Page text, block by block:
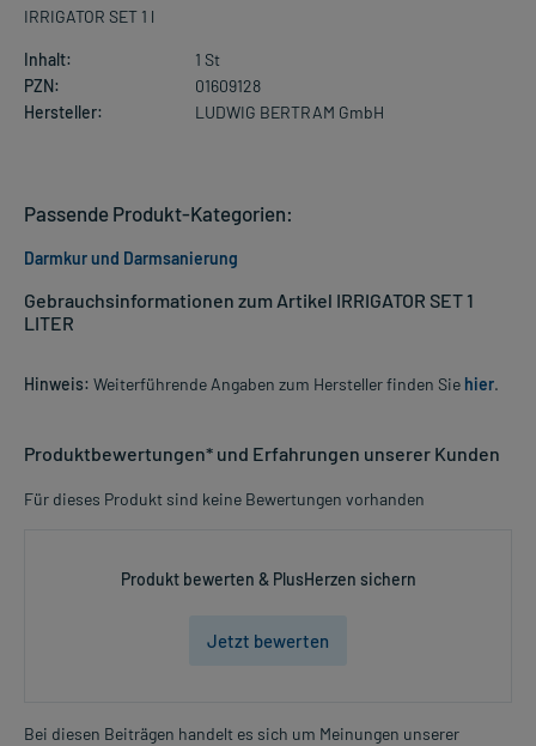
IRRIGATOR SET 1 l
Inhalt:
1 St
PZN:
01609128
Hersteller:
LUDWIG BERTRAM GmbH
Gebrauchsinformationen zum Artikel IRRIGATOR SET 1
LITER
Hinweis: Weiterführende Angaben zum Hersteller finden Sie hier.
Produktbewertungen* und Erfahrungen unserer Kunden
Für dieses Produkt sind keine Bewertungen vorhanden
Produkt bewerten & PlusHerzen sichern
Jetzt bewerten
Bei diesen Beiträgen handelt es sich um Meinungen unserer
Passende Produkt-Kategorien:
Darmkur und Darmsanierung